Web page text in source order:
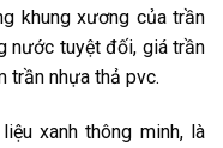
khung xương của trần
nước tuyệt đối, giá trần
trần nhựa thả pvc.
xanh thông minh, là